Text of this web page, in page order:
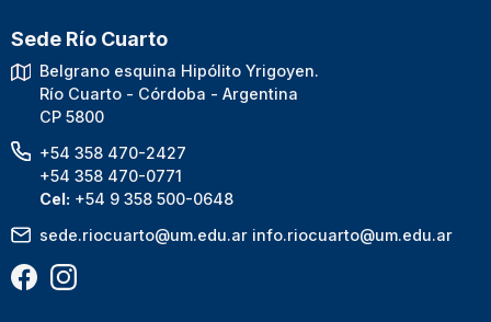
Sede Río Cuarto
Belgrano esquina Hipólito Yrigoyen.
Río Cuarto - Córdoba - Argentina
CP 5800
+54 358 470-2427
+54 358 470-0771
Cel: +54 9 358 500-0648
sede.riocuarto@um.edu.ar info.riocuarto@um.edu.ar